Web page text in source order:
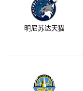
明尼苏达天猫